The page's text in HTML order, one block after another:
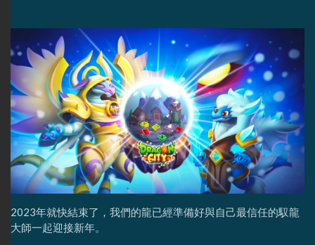
2023年就快結束了，我們的龍已經準備好與自己最信任的馭龍
大師一起迎接新年。